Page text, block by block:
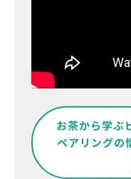
お茶から学ぶ
ペアリングの